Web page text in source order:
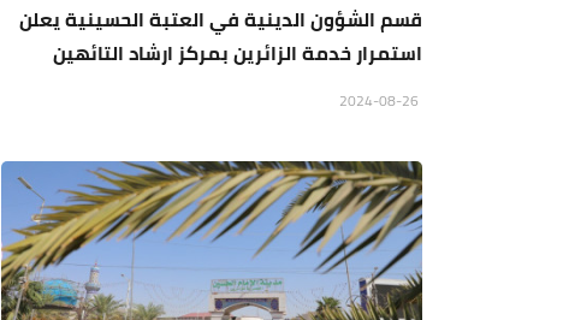
قسم الشؤون الدينية في العتبة الحسينية يعلن
استمرار خدمة الزائرين بمركز ارشاد التائهين